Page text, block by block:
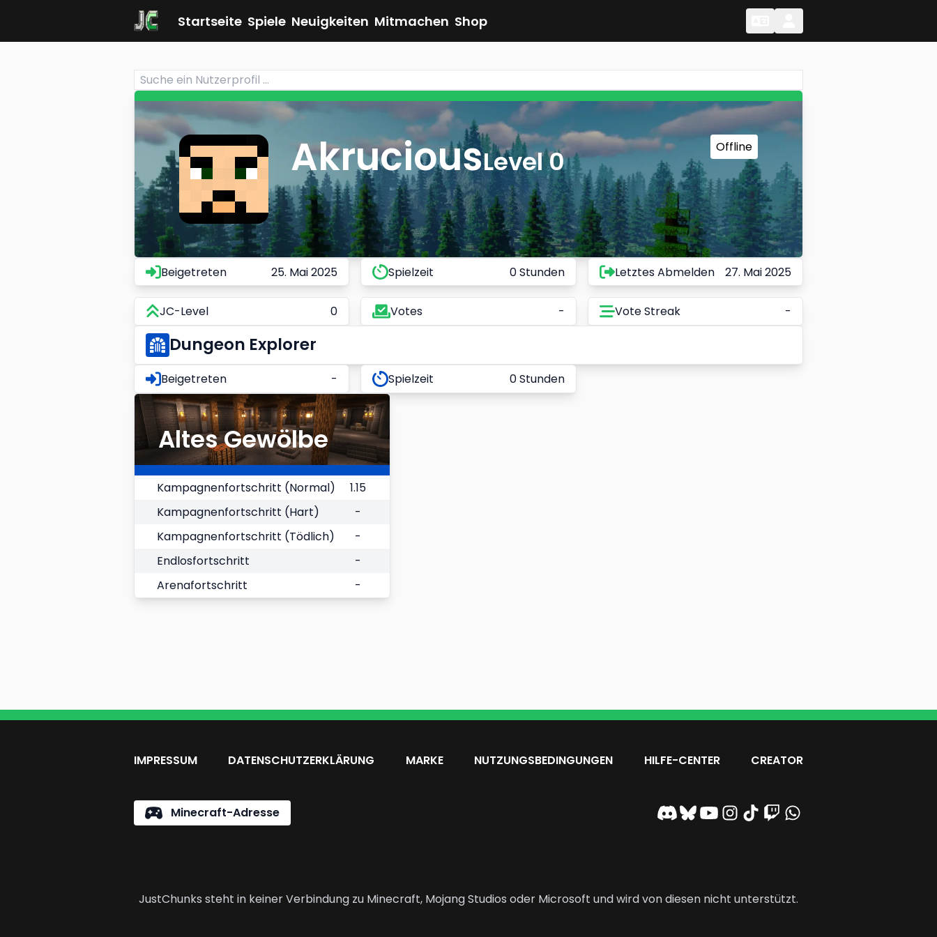
Startseite Spiele Neuigkeiten Mitmachen Shop
AkruciousLevel 0 Offline
Beigetreten 25. Mai 2025 Spielzeit 0 Stunden Letztes Abmelden 27. Mai 2025
JC-Level 0 Votes - Vote Streak -
Dungeon Explorer
Beigetreten - Spielzeit 0 Stunden
Altes Gewölbe
Kampagnenfortschritt (Normal)
1.15
Kampagnenfortschritt (Hart)
-
Kampagnenfortschritt (Tödlich)
-
Endlosfortschritt
-
Arenafortschritt
-
IMPRESSUM DATENSCHUTZERKLÄRUNG MARKE NUTZUNGSBEDINGUNGEN HILFE-CENTER CREATOR
Minecraft-Adresse
JustChunks steht in keiner Verbindung zu Minecraft, Mojang Studios oder Microsoft und wird von diesen nicht unterstützt.